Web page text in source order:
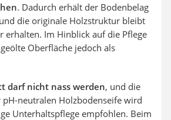
. Dadurch erhält der Bodenbelag
die originale Holzstruktur bleibt
erhalten. Im Hinblick auf die Pflege
Oberfläche jedoch als
darf nicht nass werden, und die
neutralen Holzbodenseife wird
Unterhaltspflege empfohlen. Beim